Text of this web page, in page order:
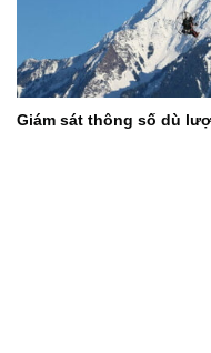
Giám sát thông số dù